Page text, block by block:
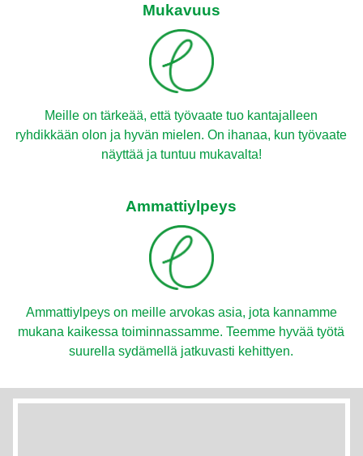
Mukavuus
Meille on tärkeää, että työvaate tuo kantajalleen
ryhdikkään olon ja hyvän mielen. On ihanaa, kun työvaate
näyttää ja tuntuu mukavalta!
Ammattiylpeys
Ammattiylpeys on meille arvokas asia, jota kannamme
mukana kaikessa toiminnassamme. Teemme hyvää työtä
suurella sydämellä jatkuvasti kehittyen.